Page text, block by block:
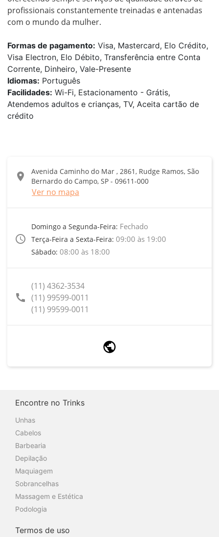
profissionais constantemente treinadas e antenadas
com o mundo da mulher.
Formas de pagamento: Visa, Mastercard, Elo Crédito,
Visa Electron, Elo Débito, Transferência entre Conta
Corrente, Dinheiro, Vale-Presente
Idiomas: Português
Facilidades: Wi-Fi, Estacionamento - Grátis,
Atendemos adultos e crianças, TV, Aceita cartão de
crédito
location_on
Avenida Caminho do Mar , 2861, Rudge Ramos, São
Bernardo do Campo, SP - 09611-000
Ver no mapa
access_time
Domingo a Segunda-Feira: Fechado
Terça-Feira a Sexta-Feira: 09:00 às 19:00
Sábado: 08:00 às 18:00
call
(11) 4362-3534
(11) 99599-0011
(11) 99599-0011
Encontre no Trinks
Unhas
Cabelos
Barbearia
Depilação
Maquiagem
Sobrancelhas
Massagem e Estética
Podologia
Termos de uso